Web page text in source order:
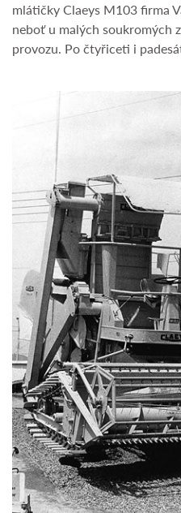
mlátičky Claeys M103 firma
neboť u malých soukromých
provozu. Po čtyřiceti i